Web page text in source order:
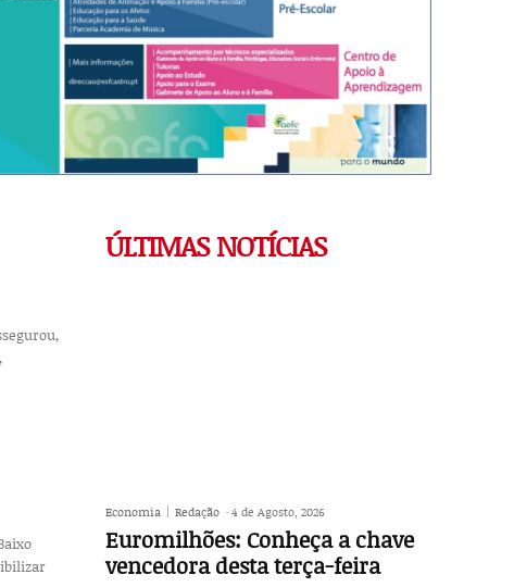
ÚLTIMAS NOTÍCIAS
Economia Redação -4 de Agosto, 2026
Euromilhões: Conheça a chave
vencedora desta terça-feira